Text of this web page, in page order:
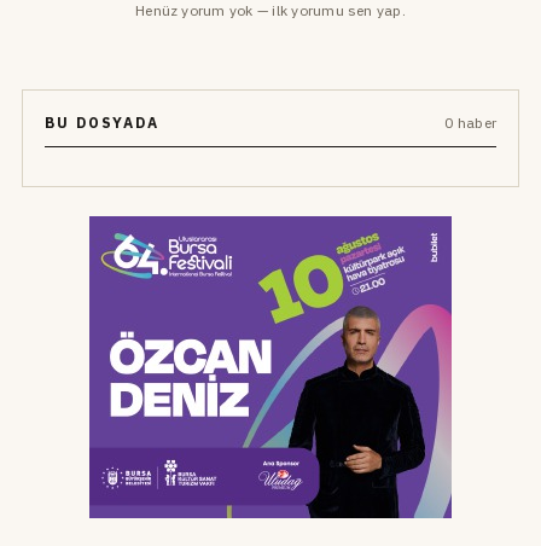
Henüz yorum yok — ilk yorumu sen yap.
BU DOSYADA 0 haber